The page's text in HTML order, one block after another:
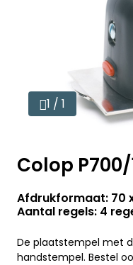
1 / 1
Colop P700/
Afdrukformaat: 70
Aantal regels: 4
De plaatstempel met
handstempel. Bestel